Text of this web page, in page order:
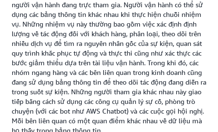
người vận hành đang trực tham gia. Người vận hành có thể sử
dụng các bảng thông tin khác nhau khi thực hiện chuỗi nhiệm
vụ. Những nhiệm vụ này thường bao gồm việc xác định định
lượng về tác động đối với khách hàng, phân loại, theo dõi trên
nhiều dịch vụ để tìm ra nguyên nhân gốc của sự kiện, quan sát
quy trình khắc phục tự động và thực thi cũng như xác thực các
bước giảm thiểu dựa trên tài liệu vận hành. Trong khi đó, các
nhóm ngang hàng và các bên liên quan trong kinh doanh cũng
đang sử dụng bảng thông tin để theo dõi tác động đang diễn ra
trong suốt sự kiện. Những người tham gia khác nhau này giao
tiếp bằng cách sử dụng các công cụ quản lý sự cố, phòng trò
chuyện (với các bot như AWS Chatbot) và các cuộc gọi hội nghị.
Mỗi bên liên quan có một quan điểm khác nhau về dữ liệu mà
họ thấy trong bảng thông tin.